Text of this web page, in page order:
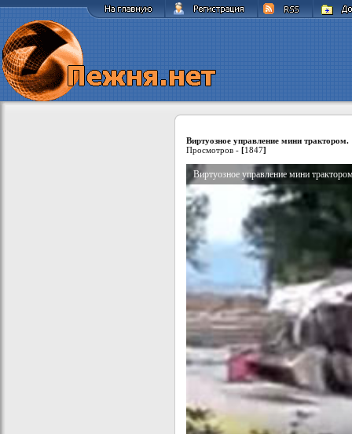
Виртуозное управление мини трактором.
Просмотров - [1847]
Виртуозное управление мини